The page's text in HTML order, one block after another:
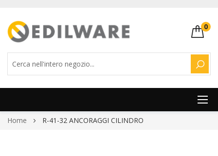
0
Salta
Home R-41-32 ANCORAGGI CILINDRO